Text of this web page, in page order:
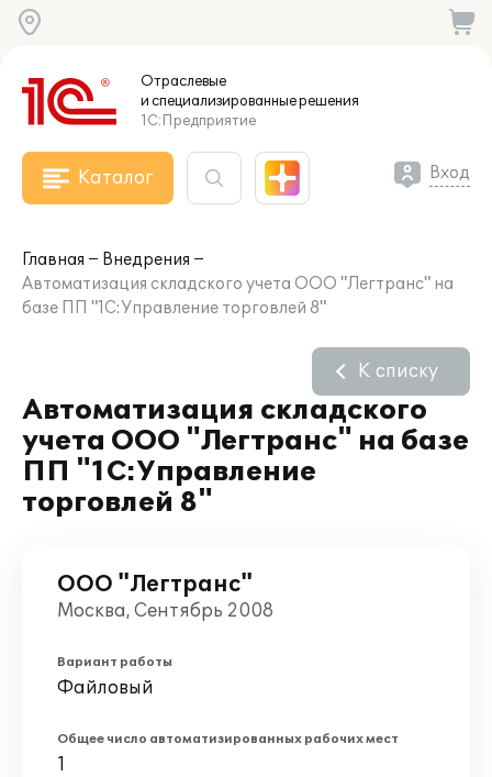
Отраслевые
и специализированныерешения
1С:Предприятие
Каталог Вход
Главная
Внедрения
Автоматизация складского учета ООО "Легтранс" на
базе ПП "1С:Управление торговлей 8"
Автоматизация складского
учета ООО "Легтранс" на базе
ПП "1С:Управление
торговлей 8"
К списку
ООО "Легтранс"
Москва, Сентябрь 2008
Вариант работы
Файловый
Общее число автоматизированных рабочих мест
1